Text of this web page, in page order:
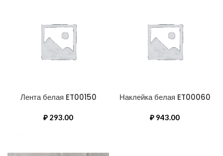
Лента белая ET00150
₽ 293.00
Наклейка белая ET00060
₽ 943.00